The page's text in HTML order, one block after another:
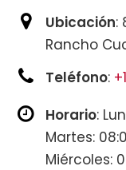
Ubicación:
Rancho
Teléfono:
Horario:
Martes:
Miércoles: